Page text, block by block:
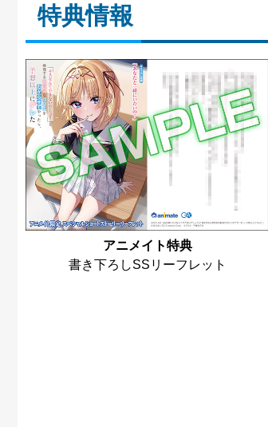
特典情報
アニメイト特典
書き下ろしSSリーフレット